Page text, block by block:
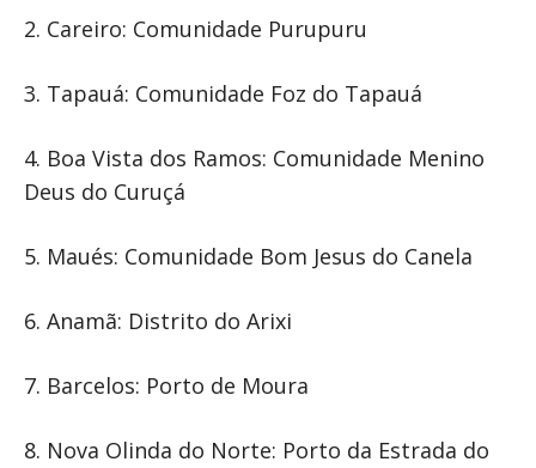
2. Careiro: Comunidade Purupuru
3. Tapauá: Comunidade Foz do Tapauá
4. Boa Vista dos Ramos: Comunidade Menino
Deus do Curuçá
5. Maués: Comunidade Bom Jesus do Canela
6. Anamã: Distrito do Arixi
7. Barcelos: Porto de Moura
8. Nova Olinda do Norte: Porto da Estrada do